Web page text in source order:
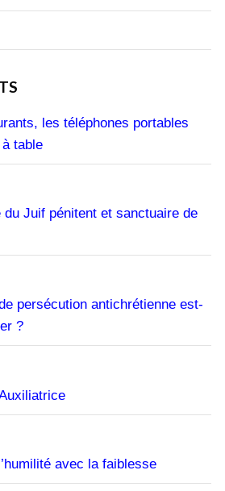
les téléphones portables
à table
du Juif pénitent et sanctuaire de
persécution antichrétienne est-
?
avec la faiblesse